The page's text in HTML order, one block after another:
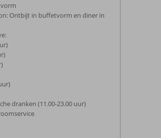
Ontbijt in buffetvorm en diner in
dranken (11.00-23.00 uur)